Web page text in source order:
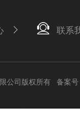
联系
公司版权所有 备案号